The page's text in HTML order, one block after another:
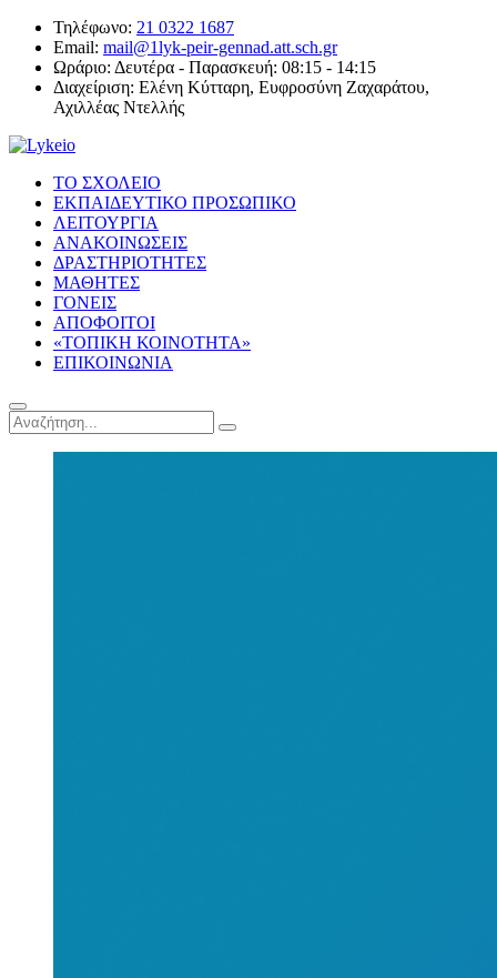
Τηλέφωνο: 21 0322 1687
Email: mail@1lyk-peir-gennad.att.sch.gr
Ωράριο: Δευτέρα - Παρασκευή: 08:15 - 14:15
Διαχείριση: Ελένη Κύτταρη, Ευφροσύνη Ζαχαράτου,
Αχιλλέας Ντελλής
ΤΟ ΣΧΟΛΕΙΟ
ΕΚΠΑΙΔΕΥΤΙΚΟ ΠΡΟΣΩΠΙΚΟ
ΛΕΙΤΟΥΡΓΙΑ
ΑΝΑΚΟΙΝΩΣΕΙΣ
ΔΡΑΣΤΗΡΙΟΤΗΤΕΣ
ΜΑΘΗΤΕΣ
ΓΟΝΕΙΣ
ΑΠΟΦΟΙΤΟΙ
«ΤΟΠΙΚΗ ΚΟΙΝΟΤΗΤΑ»
ΕΠΙΚΟΙΝΩΝΙΑ